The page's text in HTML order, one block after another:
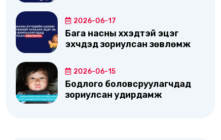
2026-06-17
Бага насны хүүхэдтэй эцэг
эхчүүдэд зориулсан зөвлөмж
2026-06-15
Бодлого боловсруулагчдад
зориулсан удирдамж